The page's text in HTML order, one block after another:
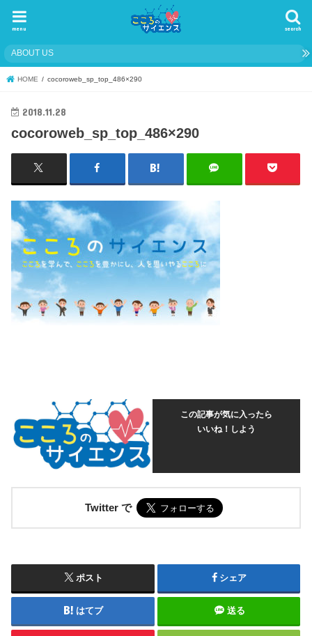
search
menu
ABOUT US
HOME cocoroweb_sp_top_486×290
2018.11.28
cocoroweb_sp_top_486×290
この記事が気に入ったら
いいね！しよう
Twitter で
ポスト シェア
はてブ 送る